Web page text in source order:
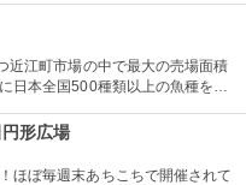
恋するティラミス［抹茶あずき］
コット］［キャラメル＆プラリネ
ズケーキ］）などが楽しめます。
近江町市場の中で最大の売場面積
日本全国500種類以上の魚種を取
形広場
ほぼ毎週末あちこちで開催されて